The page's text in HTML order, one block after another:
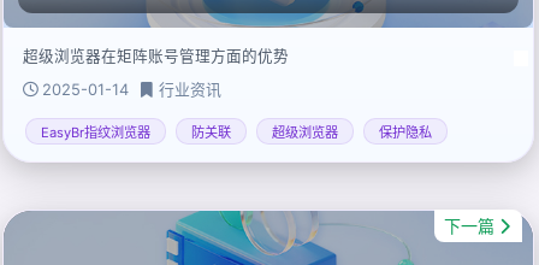
超级浏览器在矩阵账号管理方面的优势
2025-01-14
行业资讯
EasyBr指纹浏览器 防关联 超级浏览器 保护隐私
下一篇